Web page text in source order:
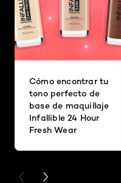
Cómo encontrar tu
tono perfecto de
base de maquillaje
Infallible 24 Hour
Fresh Wear
PREVIOUS CARD
NEXT CARD